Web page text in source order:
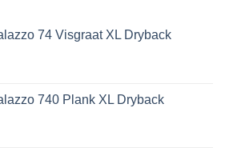
74 Visgraat XL Dryback
740 Plank XL Dryback